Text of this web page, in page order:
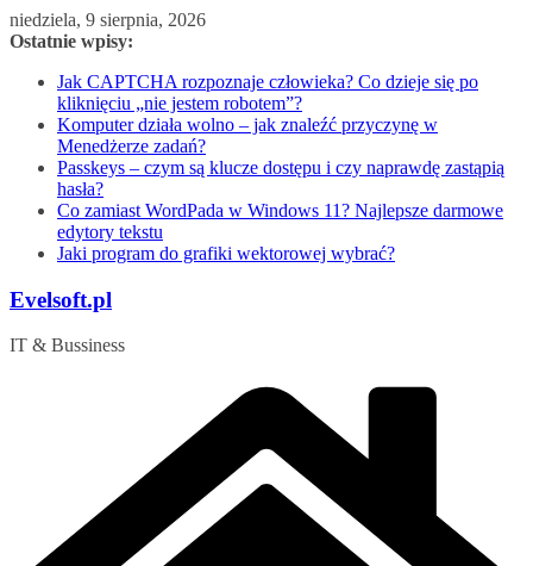
Przejdź
do
niedziela, 9 sierpnia, 2026
Ostatnie wpisy:
Jak CAPTCHA rozpoznaje człowieka? Co dzieje się po
kliknięciu „nie jestem robotem”?
Komputer działa wolno – jak znaleźć przyczynę w
Menedżerze zadań?
Passkeys – czym są klucze dostępu i czy naprawdę zastąpią
hasła?
Co zamiast WordPada w Windows 11? Najlepsze darmowe
edytory tekstu
Jaki program do grafiki wektorowej wybrać?
Evelsoft.pl
IT & Bussiness